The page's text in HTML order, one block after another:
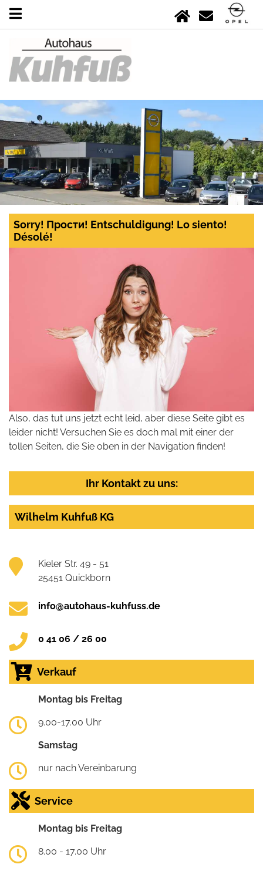
Sorry! Прости! Entschuldigung! Lo siento!
Désolé!
Also, das tut uns jetzt echt leid, aber diese Seite gibt es
leider nicht! Versuchen Sie es doch mal mit einer der
tollen Seiten, die Sie oben in der Navigation finden!
Ihr Kontakt zu uns:
Wilhelm Kuhfuß KG
Kieler Str. 49 - 51
25451 Quickborn
info@autohaus-kuhfuss.de
0 41 06 / 26 00
Verkauf
Montag bis Freitag
9.00-17.00 Uhr
Samstag
nur nach Vereinbarung
Service
Montag bis Freitag
8.00 - 17.00 Uhr